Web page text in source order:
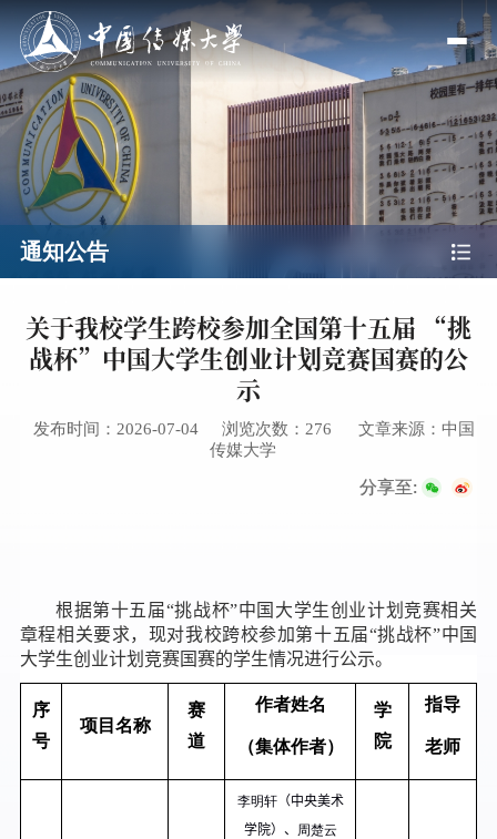
通知公告
关于我校学生跨校参加全国第十五届 “挑
战杯”中国大学生创业计划​竞赛国赛的公
示
发布时间：2026-07-04 浏览次数： 276
文章来源：中国
传媒大学
分享至:
根据第十五届“挑战杯”中国大学生创业计划竞赛相关
章程相关要求，现对我校跨校参加第十五届“挑战杯”中国
大学生创业计划竞赛国赛的学生情况进行公示。
序
号
项目名称
赛
道
作者姓名
（集体作者）
学
院
指导
老师
李明轩（中央美术
学院）、
周楚云